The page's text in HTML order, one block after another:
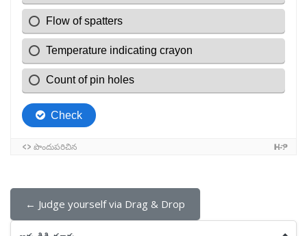
← Judge yourself via Drag & Drop